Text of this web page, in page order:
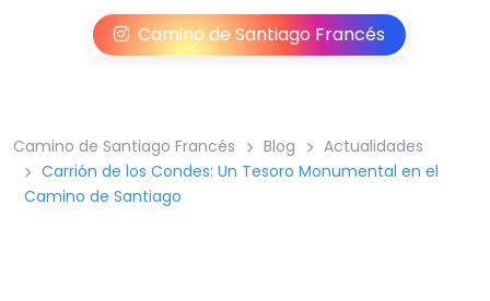
Camino de Santiago Francés
Camino de Santiago Francés Blog
Actualidades
Carrión de los Condes: Un Tesoro Monumental en el
Camino de Santiago